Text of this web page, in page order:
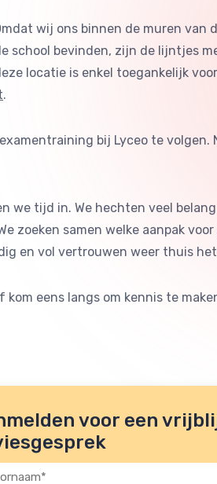
wij ons binnen de muren van
school bevinden, zijn de lijntjes
locatie is enkel toegankelijk
.
bij Lyceo te
we tijd in. We hechten veel
zoeken samen welke aanpak
en vol vertrouwen weer thuis
eens langs om kennis te
voor een